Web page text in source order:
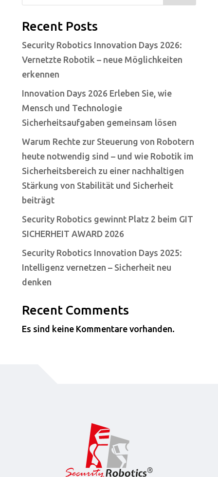
Recent Posts
Security Robotics Innovation Days 2026:
Vernetzte Robotik – neue Möglichkeiten
erkennen
Innovation Days 2026 Erleben Sie, wie
Mensch und Technologie
Sicherheitsaufgaben gemeinsam lösen
Warum Rechte zur Steuerung von Robotern
heute notwendig sind – und wie Robotik im
Sicherheitsbereich zu einer nachhaltigen
Stärkung von Stabilität und Sicherheit
beiträgt
Security Robotics gewinnt Platz 2 beim GIT
SICHERHEIT AWARD 2026
Security Robotics Innovation Days 2025:
Intelligenz vernetzen – Sicherheit neu
denken
Recent Comments
Es sind keine Kommentare vorhanden.